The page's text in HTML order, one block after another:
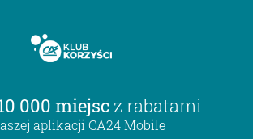
000 miejsc z rabatami
aplikacji CA24 Mobile